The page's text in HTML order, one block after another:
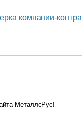
компании-
МеталлоРус!